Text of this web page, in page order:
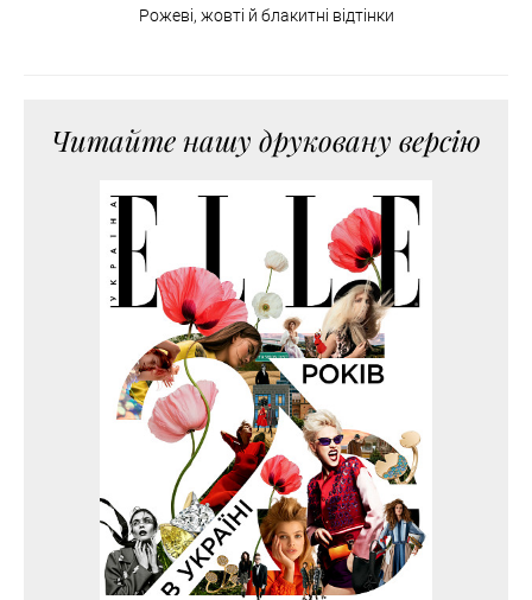
Рожеві, жовті й блакитні відтінки
Читайте нашу друковану версію